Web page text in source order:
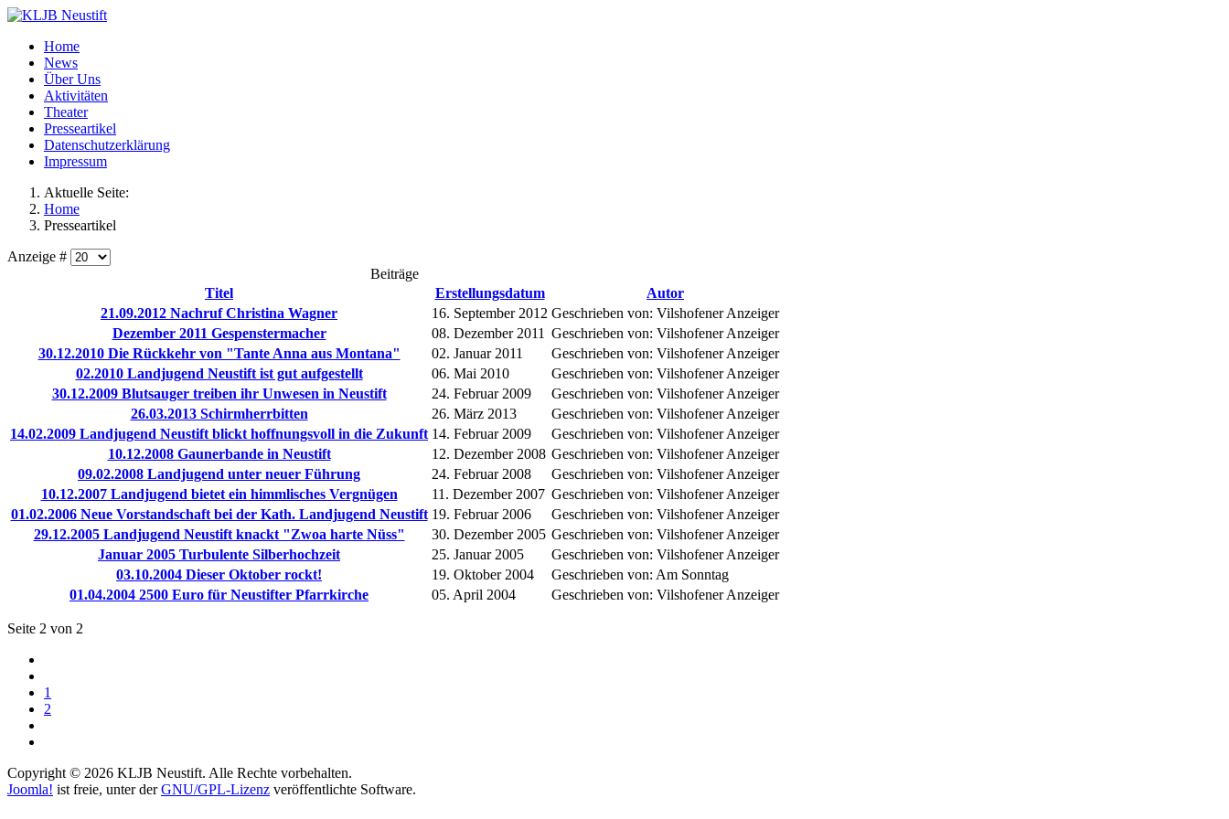
Home
News
Über Uns
Aktivitäten
Theater
Presseartikel
Datenschutzerklärung
Impressum
Aktuelle Seite:
Home
Presseartikel
Anzeige #
Beiträge
Titel
Erstellungsdatum
Autor
21.09.2012 Nachruf Christina Wagner
16. September 2012 Geschrieben von: Vilshofener Anzeiger
Dezember 2011 Gespenstermacher
08. Dezember 2011 Geschrieben von: Vilshofener Anzeiger
30.12.2010 Die Rückkehr von "Tante Anna aus Montana"
02. Januar 2011
Geschrieben von: Vilshofener Anzeiger
02.2010 Landjugend Neustift ist gut aufgestellt
06. Mai 2010
Geschrieben von: Vilshofener Anzeiger
30.12.2009 Blutsauger treiben ihr Unwesen in Neustift
24. Februar 2009
Geschrieben von: Vilshofener Anzeiger
26.03.2013 Schirmherrbitten
26. März 2013
Geschrieben von: Vilshofener Anzeiger
14.02.2009 Landjugend Neustift blickt hoffnungsvoll in die Zukunft 14. Februar 2009
Geschrieben von: Vilshofener Anzeiger
10.12.2008 Gaunerbande in Neustift
12. Dezember 2008 Geschrieben von: Vilshofener Anzeiger
09.02.2008 Landjugend unter neuer Führung
24. Februar 2008
Geschrieben von: Vilshofener Anzeiger
10.12.2007 Landjugend bietet ein himmlisches Vergnügen
11. Dezember 2007 Geschrieben von: Vilshofener Anzeiger
01.02.2006 Neue Vorstandschaft bei der Kath. Landjugend Neustift 19. Februar 2006
Geschrieben von: Vilshofener Anzeiger
29.12.2005 Landjugend Neustift knackt "Zwoa harte Nüss"
30. Dezember 2005 Geschrieben von: Vilshofener Anzeiger
Januar 2005 Turbulente Silberhochzeit
25. Januar 2005
Geschrieben von: Vilshofener Anzeiger
03.10.2004 Dieser Oktober rockt!
19. Oktober 2004
Geschrieben von: Am Sonntag
01.04.2004 2500 Euro für Neustifter Pfarrkirche
05. April 2004 Geschrieben von: Vilshofener Anzeiger
Seite 2 von 2
1
2
Copyright © 2026 KLJB Neustift. Alle Rechte vorbehalten.
Joomla! ist freie, unter derGNU/GPL-Lizenz veröffentlichte Software.